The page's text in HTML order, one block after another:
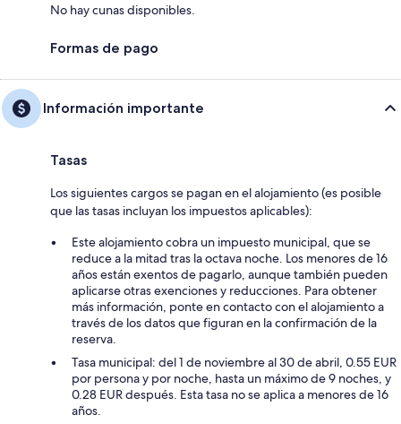
No hay cunas disponibles.
Formas de pago
Información importante
Tasas
Los siguientes cargos se pagan en el alojamiento (es posible
que las tasas incluyan los impuestos aplicables):
Este alojamiento cobra un impuesto municipal, que se
reduce a la mitad tras la octava noche. Los menores de 16
años están exentos de pagarlo, aunque también pueden
aplicarse otras exenciones y reducciones. Para obtener
más información, ponte en contacto con el alojamiento a
través de los datos que figuran en la confirmación de la
reserva.
Tasa municipal: del 1 de noviembre al 30 de abril, 0.55 EUR
por persona y por noche, hasta un máximo de 9 noches, y
0.28 EUR después. Esta tasa no se aplica a menores de 16
años.